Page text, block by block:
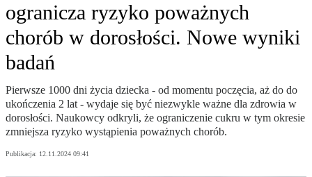
ogranicza ryzyko poważnych
chorób w dorosłości. Nowe wyniki
badań
Pierwsze 1000 dni życia dziecka - od momentu poczęcia, aż do do
ukończenia 2 lat - wydaje się być niezwykle ważne dla zdrowia w
dorosłości. Naukowcy odkryli, że ograniczenie cukru w tym okresie
zmniejsza ryzyko wystąpienia poważnych chorób.
Publikacja: 12.11.2024 09:41